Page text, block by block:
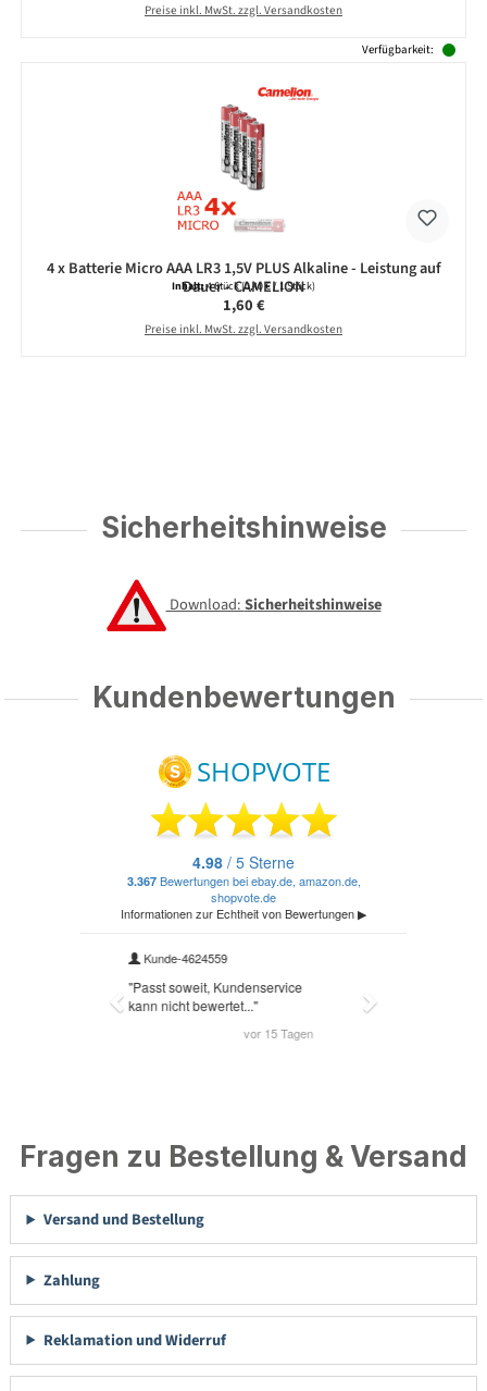
Preise inkl. MwSt. zzgl. Versandkosten
Verfügbarkeit:
4 x Batterie Micro AAA LR3 1,5V PLUS Alkaline - Leistung auf
Dauer - CAMELION
Inhalt:4 Stück(0,40 € / 1 Stück)
Regulärer Preis:
1,60 €
Preise inkl. MwSt. zzgl. Versandkosten
Sicherheitshinweise
Download:Sicherheitshinweise
Kundenbewertungen
Fragen zu Bestellung & Versand
Versand und Bestellung
Zahlung
Reklamation und Widerruf